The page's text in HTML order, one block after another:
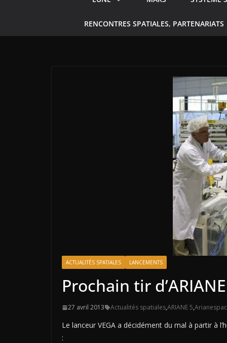
RENCONTRES SPATIALES, PARTENARIATS
ACTUALITÉS SPATIALES LANCEMENTS
Prochain tir
27 avril 2013 Actualités spatiales,ARIANE 5,
Le lanceur VEGA a décidément du mal à partir à
: